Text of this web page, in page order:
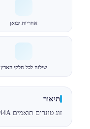
אחריות יבואן
שילוח לכל חלקי הארץ
תיאור
זוג טונרים תואמים HP 44A CF244A